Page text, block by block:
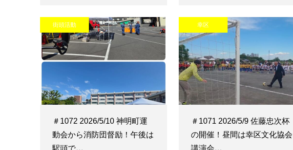
街頭活動
＃1072 2026/5/10 神明町運
動会から消防団督励！午後は
駅頭で…
幸区
＃1071 2026/5/9 佐藤忠次杯
の開催！昼間は幸区文化協会
講演会…